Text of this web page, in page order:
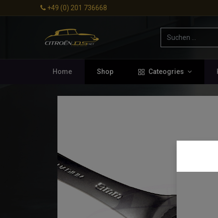
+49 (0) 201 736668
Home Shop Cateogries